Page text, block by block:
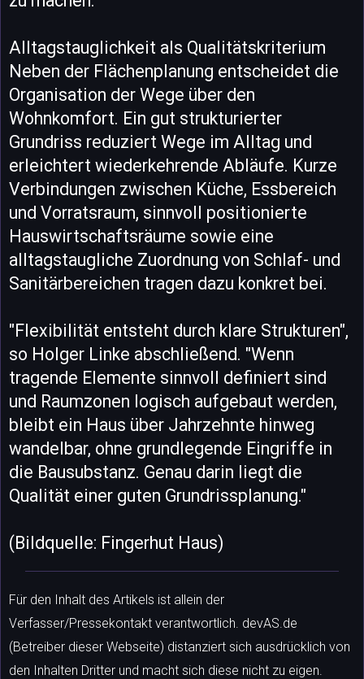
Alltagstauglichkeit als Qualitätskriterium
Neben der Flächenplanung entscheidet die
Organisation der Wege über den
Wohnkomfort. Ein gut strukturierter
Grundriss reduziert Wege im Alltag und
erleichtert wiederkehrende Abläufe. Kurze
Verbindungen zwischen Küche, Essbereich
und Vorratsraum, sinnvoll positionierte
Hauswirtschaftsräume sowie eine
alltagstaugliche Zuordnung von Schlaf- und
Sanitärbereichen tragen dazu konkret bei.
"Flexibilität entsteht durch klare Strukturen",
so Holger Linke abschließend. "Wenn
tragende Elemente sinnvoll definiert sind
und Raumzonen logisch aufgebaut werden,
bleibt ein Haus über Jahrzehnte hinweg
wandelbar, ohne grundlegende Eingriffe in
die Bausubstanz. Genau darin liegt die
Qualität einer guten Grundrissplanung."
(Bildquelle: Fingerhut Haus)
Für den Inhalt des Artikels ist allein der
Verfasser/Pressekontakt verantwortlich. devAS.de
(Betreiber dieser Webseite) distanziert sich ausdrücklich von
den Inhalten Dritter und macht sich diese nicht zu eigen.